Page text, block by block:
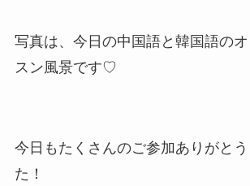
写真は、今日の中国語と韓国語の
スン風景です♡
今日もたくさんのご参加ありがと
た！